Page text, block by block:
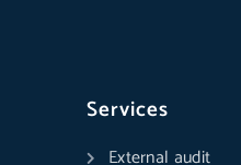
Services
External audit